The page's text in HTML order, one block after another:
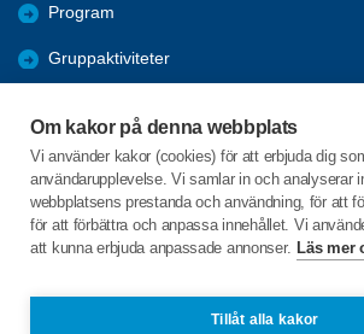
Om kakor på denna webbplats
Vi använder kakor (cookies) för att erbjuda dig
användarupplevelse. Vi samlar in och analyserar
webbplatsens prestanda och användning, för att
för att förbättra och anpassa innehållet. Vi
att kunna erbjuda anpassade annonser. Läs mer
Tillåt alla kakor
Program
Gruppaktiviteter
Förmåner
Bli medlem
Övr.akt./Info.